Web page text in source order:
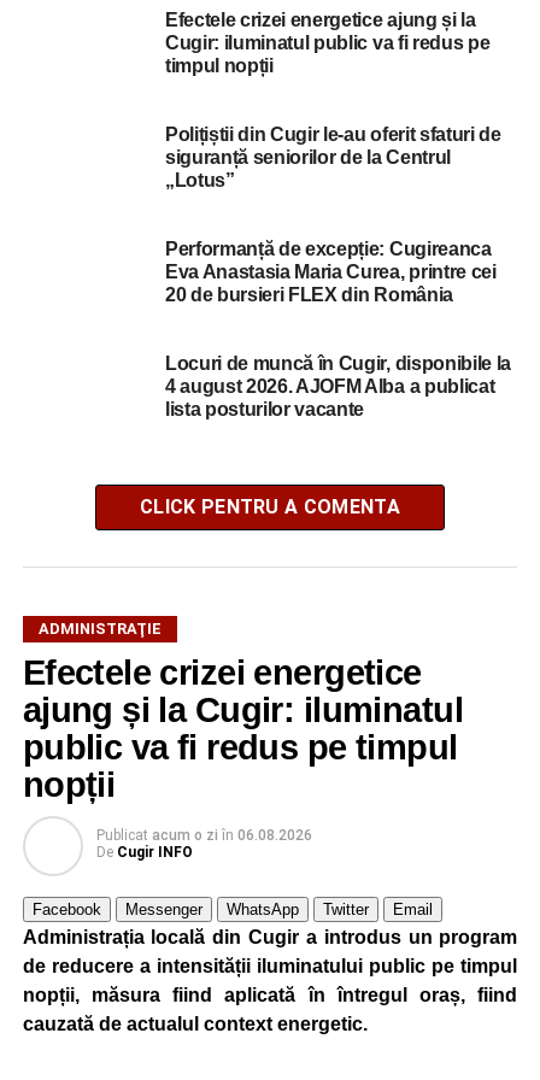
Efectele crizei energetice ajung și la
Cugir: iluminatul public va fi redus pe
timpul nopții
Polițiștii din Cugir le-au oferit sfaturi de
siguranță seniorilor de la Centrul
„Lotus”
Performanță de excepție: Cugireanca
Eva Anastasia Maria Curea, printre cei
20 de bursieri FLEX din România
Locuri de muncă în Cugir, disponibile la
4 august 2026. AJOFM Alba a publicat
lista posturilor vacante
CLICK PENTRU A COMENTA
ADMINISTRAŢIE
Efectele crizei energetice
ajung și la Cugir: iluminatul
public va fi redus pe timpul
nopții
Publicat acum o zi în 06.08.2026
De Cugir INFO
Facebook Messenger WhatsApp Twitter Email
Administrația locală din Cugir a introdus un program
de reducere a intensității iluminatului public pe timpul
nopții, măsura fiind aplicată în întregul oraș, fiind
cauzată de actualul context energetic.